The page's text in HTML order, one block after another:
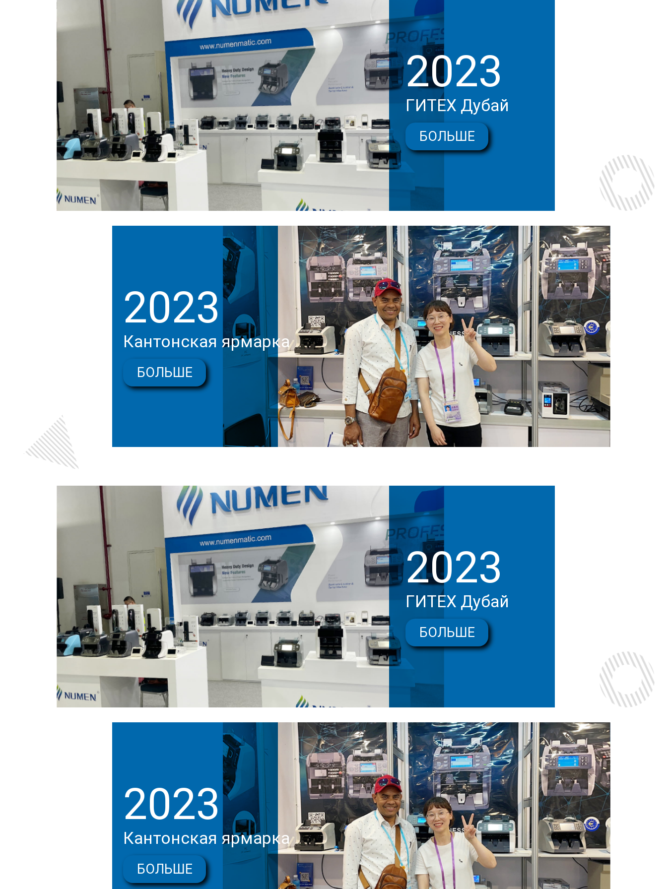
2023
ГИТЕХ Дубай
БОЛЬШЕ
2023
Кантонская ярмарка
БОЛЬШЕ
2023
ГИТЕХ Дубай
БОЛЬШЕ
2023
Кантонская ярмарка
БОЛЬШЕ